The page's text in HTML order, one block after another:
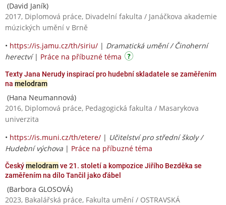
(David Janík)
2017, Diplomová práce, Divadelní fakulta / Janáčkova akademie
múzických umění v Brně
• https://is.jamu.cz/th/siriu/ | Dramatická umění / Činoherní
herectví| Práce na příbuzné téma
Texty Jana Nerudy inspirací pro hudební skladatele se zaměřením
na melodram
(Hana Neumannová)
2016, Diplomová práce, Pedagogická fakulta / Masarykova
univerzita
• https://is.muni.cz/th/etere/ | Učitelství pro střední školy /
Hudební výchova | Práce na příbuzné téma
Českýmelodramve 21. století a kompozice Jiřího Bezděka se
zaměřením na dílo Tančil jako ďábel
(Barbora GLOSOVÁ)
2023, Bakalářská práce, Fakulta umění / OSTRAVSKÁ